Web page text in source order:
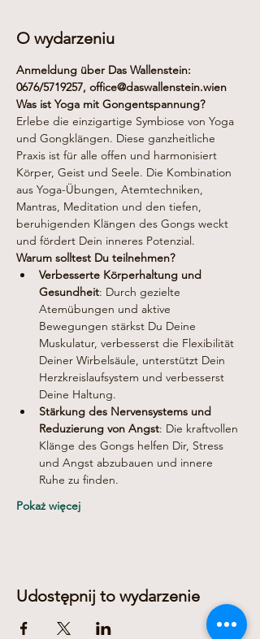
O wydarzeniu
Anmeldung über Das Wallenstein:
0676/5719257​, office@daswallenstein.wien
Was ist Yoga mit Gongentspannung?
Erlebe die einzigartige Symbiose von Yoga
und Gongklängen. Diese ganzheitliche
Praxis ist für alle offen und harmonisiert
Körper, Geist und Seele. Die Kombination
aus Yoga-Übungen, Atemtechniken,
Mantras, Meditation und den tiefen,
beruhigenden Klängen des Gongs weckt
und fördert Dein inneres Potenzial.
Warum solltest Du teilnehmen?
Verbesserte Körperhaltung und
Gesundheit: Durch gezielte
Atemübungen und aktive
Bewegungen stärkst Du Deine
Muskulatur, verbesserst die Flexibilität
Deiner Wirbelsäule, unterstützt Dein
Herzkreislaufsystem und verbesserst
Deine Haltung.
Stärkung des Nervensystems und
Reduzierung von Angst: Die kraftvollen
Klänge des Gongs helfen Dir, Stress
und Angst abzubauen und innere
Ruhe zu finden.
Pokaż więcej
Udostępnij to wydarzenie